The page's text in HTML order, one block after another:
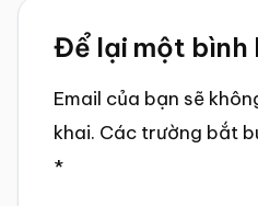
Reader
Interactions
Để lại một bình
Email của bạn sẽ
khai. Các trường bắt
*